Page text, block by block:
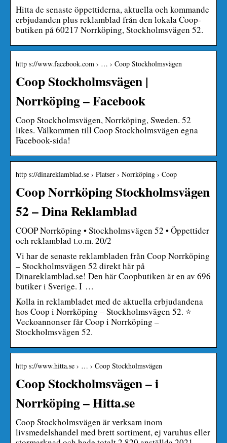
Hitta de senaste öppettiderna, aktuella och kommande
erbjudanden plus reklamblad från den lokala Coop-
butiken på 60217 Norrköping, Stockholmsvägen 52.
http s://www.facebook.com › … › Coop Stockholmsvägen
Coop Stockholmsvägen |
Norrköping – Facebook
Coop Stockholmsvägen, Norrköping, Sweden. 52
likes. Välkommen till Coop Stockholmsvägen egna
Facebook-sida!
http s://dinareklamblad.se › Platser › Norrköping › Coop
Coop Norrköping Stockholmsvägen
52 – Dina Reklamblad
COOP Norrköping • Stockholmsvägen 52 • Öppettider
och reklamblad t.o.m. 20/2
Vi har de senaste reklambladen från Coop Norrköping
– Stockholmsvägen 52 direkt här på
Dinareklamblad.se! Den här Coopbutiken är en av 696
butiker i Sverige. I …
Kolla in reklambladet med de aktuella erbjudandena
hos Coop i Norrköping – Stockholmsvägen 52. ⭐
Veckoannonser får Coop i Norrköping –
Stockholmsvägen 52.
http s://www.hitta.se › … › Coop Stockholmsvägen
Coop Stockholmsvägen – i
Norrköping – Hitta.se
Coop Stockholmsvägen är verksam inom
livsmedelshandel med brett sortiment, ej varuhus eller